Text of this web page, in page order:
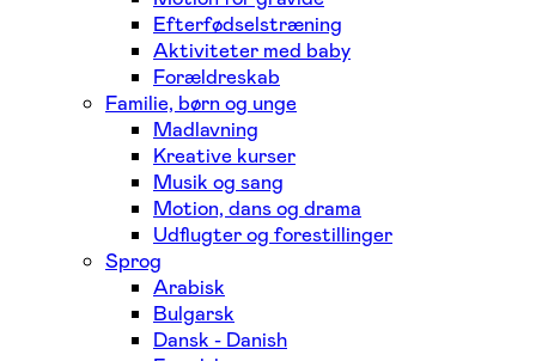
Efterfødselstræning
Aktiviteter med baby
Forældreskab
Familie, børn og unge
Madlavning
Kreative kurser
Musik og sang
Motion, dans og drama
Udflugter og forestillinger
Sprog
Arabisk
Bulgarsk
Dansk - Danish